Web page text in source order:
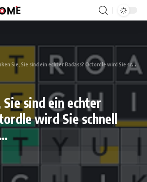
Sie, Sie sind ein echter Badass? Octordle wird Sie schnell demütigen …
Sie sind ein echter
wird Sie schnell